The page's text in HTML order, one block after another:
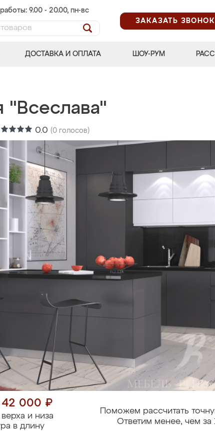
работы: 9.00 - 20.00, пн-вс
ЗАКАЗАТЬ ЗВОНОК
ДОСТАВКА И ОПЛАТА ШОУ-РУМ
"Всеслава"
0.0 (0 голосов)
42 000 ₽
и низа
в длину
Поможем рассчитать
Ответим менее, чем за